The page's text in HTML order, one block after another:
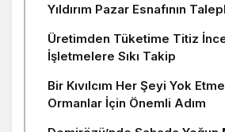
Yıldırım Pazar Esnafının
Üretimden Tüketime Titiz
İşletmelere Sıkı Takip
Bir Kıvılcım Her Şeyi Yok
Ormanlar İçin Önemli Adım